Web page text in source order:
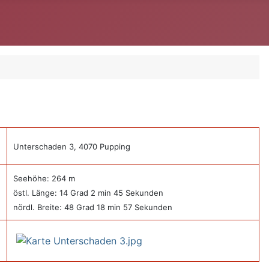
Unterschaden 3, 4070 Pupping
Seehöhe: 264 m
östl. Länge: 14 Grad 2 min 45 Sekunden
nördl. Breite: 48 Grad 18 min 57 Sekunden